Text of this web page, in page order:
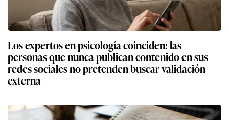
Los expertos en psicología coinciden: las
personas que nunca publican contenido en sus
redes sociales no pretenden buscar validación
externa